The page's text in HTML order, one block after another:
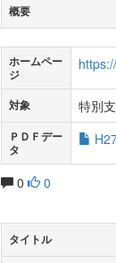
概要
ホームペー
ジ
対象 特別
ＰＤＦデー
タ
0 0
タイトル